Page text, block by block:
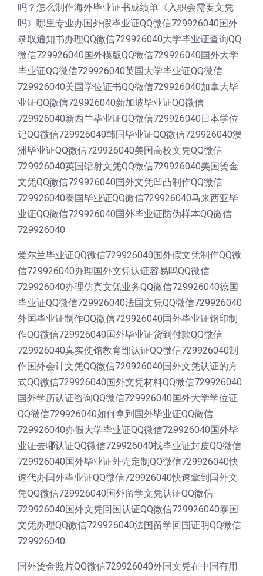
吗？怎么制作海外毕业证书成绩单《入职会需要文凭
吗》哪里专业办国外假毕业证QQ微信729926040国外
录取通知书办理QQ微信729926040大学毕业证查询QQ
微信729926040国外模版QQ微信729926040国外大学
毕业证QQ微信729926040英国大学毕业证QQ微信
729926040美国学位证书QQ微信729926040加拿大毕
业证QQ微信729926040新加坡毕业证QQ微信
729926040新西兰毕业证QQ微信729926040日本学位
记QQ微信729926040韩国毕业证QQ微信729926040澳
洲毕业证QQ微信729926040美国高校文凭QQ微信
729926040英国镭射文凭QQ微信729926040美国烫金
文凭QQ微信729926040国外文凭凹凸制作QQ微信
729926040泰国毕业证QQ微信729926040马来西亚毕
业证QQ微信729926040国外毕业证防伪样本QQ微信
729926040
爱尔兰毕业证QQ微信729926040国外假文凭制作QQ微
信729926040办理国外文凭认证容易吗QQ微信
729926040办理仿真文凭业务QQ微信729926040德国
毕业证QQ微信729926040法国文凭QQ微信729926040
外国毕业证制作QQ微信729926040国外毕业证钢印制
作QQ微信729926040国外毕业证货到付款QQ微信
729926040真实使馆教育部认证QQ微信729926040制
作国外会计文凭QQ微信729926040国外文凭认证的方
式QQ微信729926040国外文凭材料QQ微信729926040
国外学历认证咨询QQ微信729926040国外大学学位证
QQ微信729926040如何拿到国外毕业证QQ微信
729926040办假大学毕业证QQ微信729926040国外毕
业证去哪认证QQ微信729926040找毕业证封皮QQ微信
729926040国外毕业证外壳定制QQ微信729926040快
速代办国外毕业证QQ微信729926040快速拿到国外文
凭QQ微信729926040国外留学文凭认证QQ微信
729926040国外文凭回国认证QQ微信729926040泰国
文凭办理QQ微信729926040法国留学回国证明QQ微信
729926040
国外烫金照片QQ微信729926040外国文凭在中国有用